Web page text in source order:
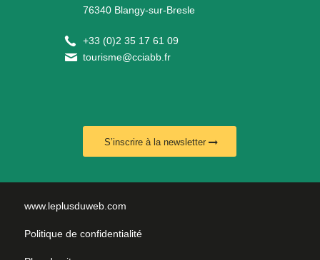
76340 Blangy-sur-Bresle
+33 (0)2 35 17 61 09
tourisme@cciabb.fr
S’inscrire à la newsletter
www.leplusduweb.com
Politique de confidentialité